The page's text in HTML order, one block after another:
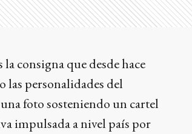
consigna que desde hace
las personalidades del
foto sosteniendo un cartel
impulsada a nivel país por